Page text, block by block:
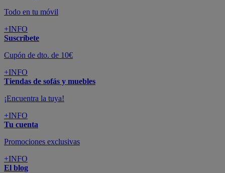
Todo en tu móvil
+INFO
Suscríbete
Cupón de dto. de 10€
+INFO
Tiendas de sofás y muebles
¡Encuentra la tuya!
+INFO
Tu cuenta
Promociones exclusivas
+INFO
El blog